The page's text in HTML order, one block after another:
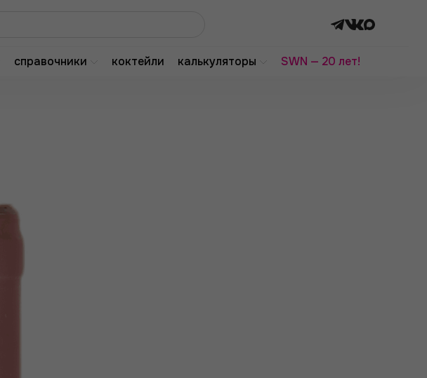
справочники коктейли калькуляторы SWN — 20 лет!